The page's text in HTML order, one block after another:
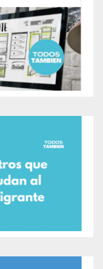
legal!
Canadá
la duda!
invaluable para
para aquellos
legal por primera
Para más
su sitio web.
en Canadá